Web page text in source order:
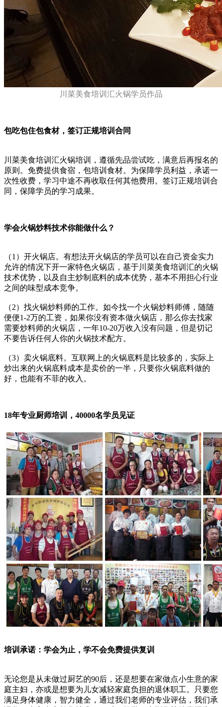
川菜美食培训汇火锅学员作品
包吃包住包食材，签订正规培训合同
川菜美食培训汇火锅培训，遵循先品尝试吃，满意后再报名的
原则。免费提供食宿，包培训食材。为保障学员利益，承诺一
次性收费，学习中途不再收取任何其他费用。签订正规培训合
同，保障学员的学习成果。
学会火锅炒料技术你能做什么？
（1）开火锅店。有想法开火锅店的学员可以在自己资金实力
允许的情况下开一家特色火锅店，基于川菜美食培训汇的火锅
技术优势，以及自主炒制底料的成本优势，基本不用担心行业
之间的味型成本竞争。
（2）找火锅炒料师的工作。如今找一个火锅炒料师傅，随随
便便1-2万的工资，如果你没有资本做火锅店，那么你去找家
需要炒料师的火锅店，一年10-20万收入没有问题，但是切记
不要告诉任何人你的火锅技术配方。
（3）卖火锅底料。互联网上的火锅底料是比较多的，实际上
炒出来的火锅底料成本是卖价的一半，只要你火锅底料做的
好，也能有不菲的收入。
18年专业厨师培训，40000名学员见证
培训承诺：学会为止，学不会免费提供复训
无论您是从未做过厨艺的90后，还是想要在家做点小生意的家
庭主妇，亦或是想要为儿女减轻家庭负担的退休职工。只要您
满足身体健康，智力健全，通过我们老师的专业评估，我们承